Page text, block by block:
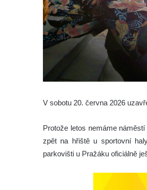
V sobotu 20. června 2026
Protože letos nemáme
zpět na hřiště u sportovní
parkovišti u Pražáku oficiálně